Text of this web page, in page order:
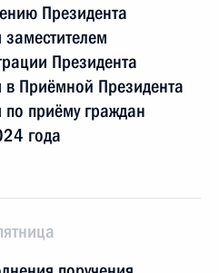
Президента
Президента
Приёмной Президента
приёму граждан
года